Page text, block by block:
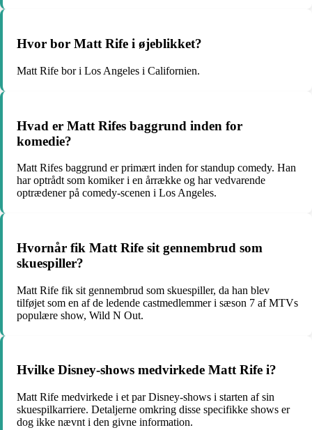
Hvor bor Matt Rife i øjeblikket?
Matt Rife bor i Los Angeles i Californien.
Hvad er Matt Rifes baggrund inden for
komedie?
Matt Rifes baggrund er primært inden for standup comedy. Han
har optrådt som komiker i en årrække og har vedvarende
optrædener på comedy-scenen i Los Angeles.
Hvornår fik Matt Rife sit gennembrud som
skuespiller?
Matt Rife fik sit gennembrud som skuespiller, da han blev
tilføjet som en af de ledende castmedlemmer i sæson 7 af MTVs
populære show, Wild N Out.
Hvilke Disney-shows medvirkede Matt Rife i?
Matt Rife medvirkede i et par Disney-shows i starten af sin
skuespilkarriere. Detaljerne omkring disse specifikke shows er
dog ikke nævnt i den givne information.